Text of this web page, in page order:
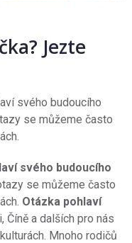
Jezte
svého budoucího
se můžeme často
svého budoucího
se můžeme často
Otázka pohlaví
Číně a dalších pro nás
Mnoho rodičů